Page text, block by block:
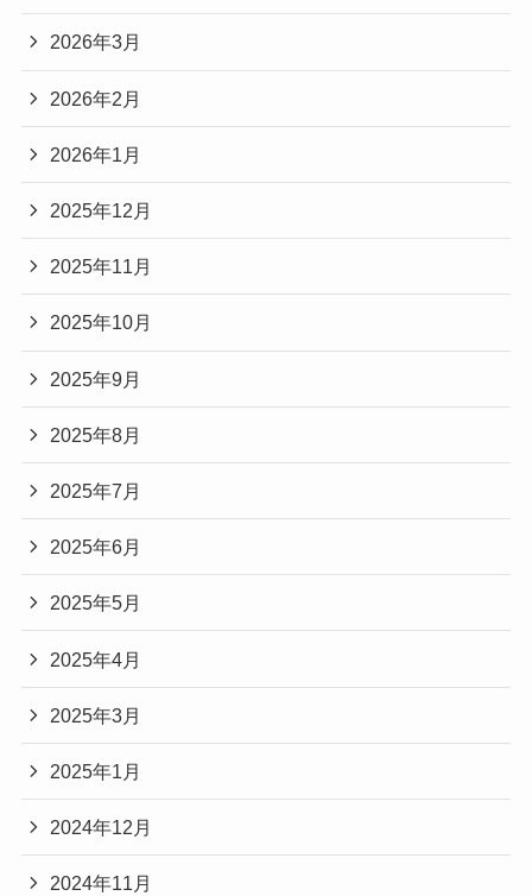
2026年3月
2026年2月
2026年1月
2025年12月
2025年11月
2025年10月
2025年9月
2025年8月
2025年7月
2025年6月
2025年5月
2025年4月
2025年3月
2025年1月
2024年12月
2024年11月